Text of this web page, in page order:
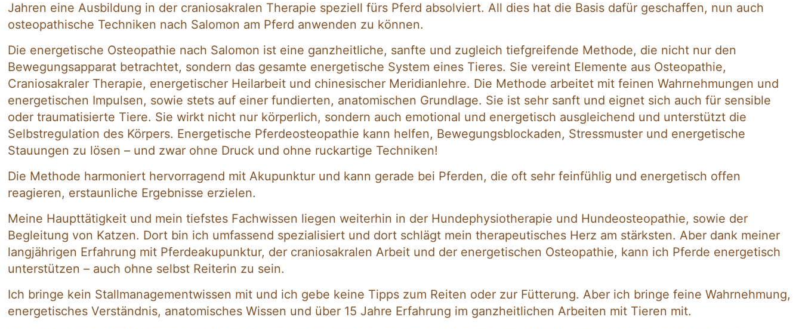
Jahren eine Ausbildung in der craniosakralen Therapie speziell fürs Pferd absolviert. All dies hat die Basis dafür geschaffen, nun auch
osteopathische Techniken nach Salomon am Pferd anwenden zu können.
Die energetische Osteopathie nach Salomon ist eine ganzheitliche, sanfte und zugleich tiefgreifende Methode, die nicht nur den
Bewegungsapparat betrachtet, sondern das gesamte energetische System eines Tieres. Sie vereint Elemente aus Osteopathie,
Craniosakraler Therapie, energetischer Heilarbeit und chinesischer Meridianlehre. Die Methode arbeitet mit feinen Wahrnehmungen und
energetischen Impulsen, sowie stets auf einer fundierten, anatomischen Grundlage. Sie ist sehr sanft und eignet sich auch für sensible
oder traumatisierte Tiere. Sie wirkt nicht nur körperlich, sondern auch emotional und energetisch ausgleichend und unterstützt die
Selbstregulation des Körpers. Energetische Pferdeosteopathie kann helfen, Bewegungsblockaden, Stressmuster und energetische
Stauungen zu lösen – und zwar ohne Druck und ohne ruckartige Techniken!
Die Methode harmoniert hervorragend mit Akupunktur und kann gerade bei Pferden, die oft sehr feinfühlig und energetisch offen
reagieren, erstaunliche Ergebnisse erzielen.
Meine Haupttätigkeit und mein tiefstes Fachwissen liegen weiterhin in der Hundephysiotherapie und Hundeosteopathie, sowie der
Begleitung von Katzen. Dort bin ich umfassend spezialisiert und dort schlägt mein therapeutisches Herz am stärksten. Aber dank meiner
langjährigen Erfahrung mit Pferdeakupunktur, der craniosakralen Arbeit und der energetischen Osteopathie, kann ich Pferde energetisch
unterstützen – auch ohne selbst Reiterin zu sein.
Ich bringe kein Stallmanagementwissen mit und ich gebe keine Tipps zum Reiten oder zur Fütterung. Aber ich bringe feine Wahrnehmung,
energetisches Verständnis, anatomisches Wissen und über 15 Jahre Erfahrung im ganzheitlichen Arbeiten mit Tieren mit.